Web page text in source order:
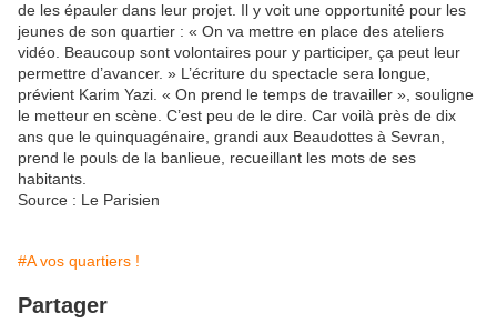
de les épauler dans leur projet. Il y voit une opportunité pour les
jeunes de son quartier : « On va mettre en place des ateliers
vidéo. Beaucoup sont volontaires pour y participer, ça peut leur
permettre d’avancer. » L’écriture du spectacle sera longue,
prévient Karim Yazi. « On prend le temps de travailler », souligne
le metteur en scène. C’est peu de le dire. Car voilà près de dix
ans que le quinquagénaire, grandi aux Beaudottes à Sevran,
prend le pouls de la banlieue, recueillant les mots de ses
habitants.
Source : Le Parisien
#A vos quartiers !
Partager